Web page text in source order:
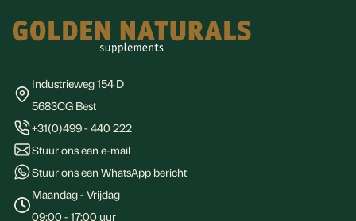
Industrieweg 154 D
5683CG Best
+31(0)499 - 440 222
Stuur ons een e-mail
Stuur ons een WhatsApp bericht
Maandag - Vrijdag
09:00 - 17:00 uur